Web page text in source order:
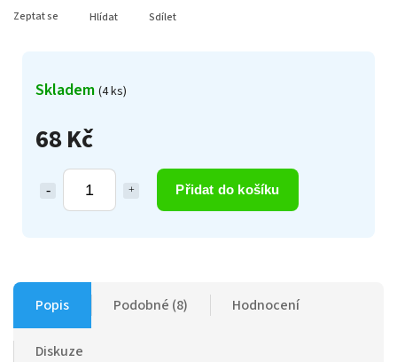
68 Kč
Přidat do košíku
Skladem (4 ks)
Zeptat se Hlídat Sdílet
Popis Podobné (8) Hodnocení
Diskuze